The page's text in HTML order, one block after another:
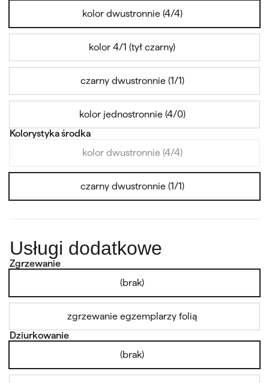
kolor dwustronnie (4/4)
kolor 4/1 (tył czarny)
czarny dwustronnie (1/1)
kolor jednostronnie (4/0)
Kolorystyka środka
kolor dwustronnie (4/4)
czarny dwustronnie (1/1)
Usługi dodatkowe
Zgrzewanie
(brak)
zgrzewanie egzemplarzy folią
Dziurkowanie
(brak)